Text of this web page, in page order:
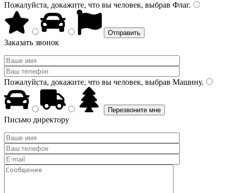
Пожалуйста, докажите, что вы человек, выбрав Флаг.
Заказать звонок
Пожалуйста, докажите, что вы человек, выбрав Машину.
Письмо директору